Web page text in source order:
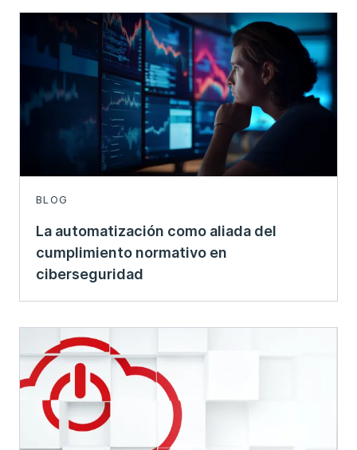
BLOG
La automatización como aliada del
cumplimiento normativo en
ciberseguridad